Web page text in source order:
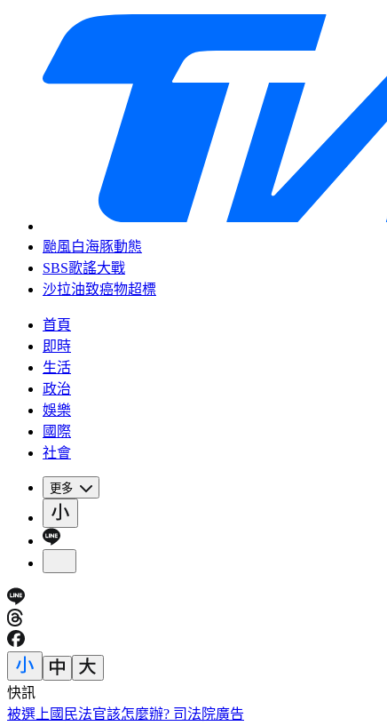
颱風白海豚動態
SBS歌謠大戰
沙拉油致癌物超標
首頁
即時
生活
政治
娛樂
國際
社會
更多
快訊
快訊／泰國學校驚傳槍擊！學生槍手校園開槍 2師中彈身亡